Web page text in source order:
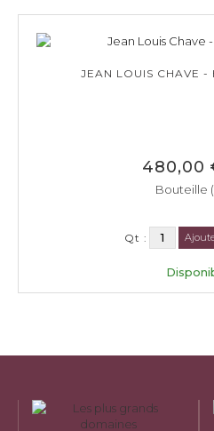
JEAN LOUIS CHAVE -
480,00
Bouteille
Qt :